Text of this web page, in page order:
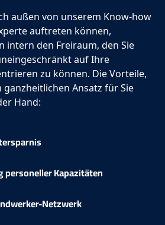
außen von unserem Know-how
auftreten können,
intern den Freiraum, den Sie
auf Ihre
zu können. Die Vorteile,
Ansatz für Sie
Hand:
personeller Kapazitäten
Netzwerk